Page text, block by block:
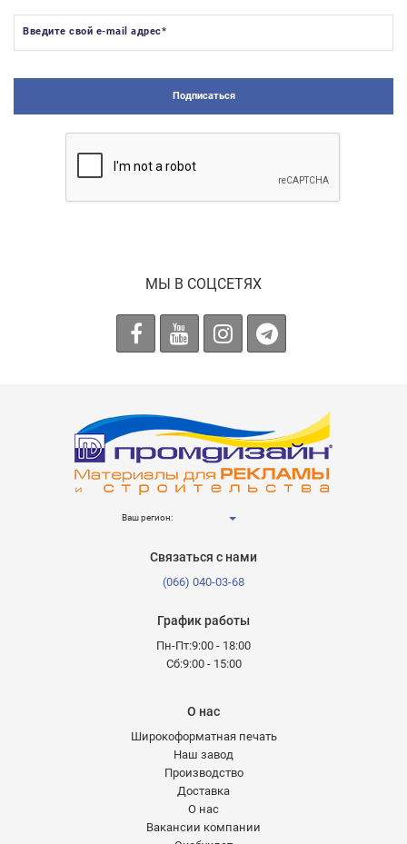
Введите свой e-mail адрес*
Подписаться
МЫ В СОЦСЕТЯХ
Ваш регион:
Связаться с нами
(066) 040-03-68
График работы
Пн-Пт:9:00 - 18:00
Сб:9:00 - 15:00
О нас
Широкоформатная печать
Наш завод
Производство
Доставка
О нас
Вакансии компании